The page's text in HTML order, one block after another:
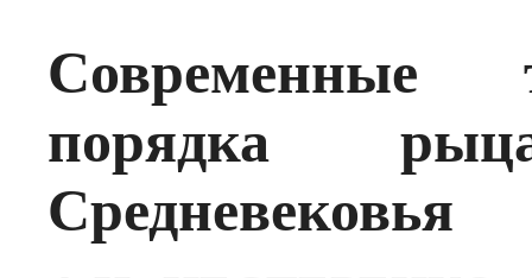
Современные
порядка
Средневековья